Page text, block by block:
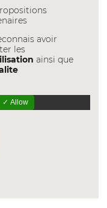
avoir
les
ainsi que
✓ Allow